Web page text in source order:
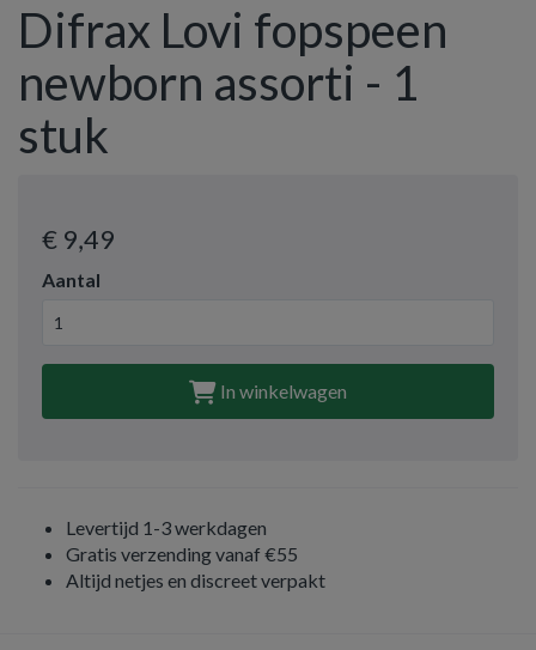
Difrax Lovi fopspeen
newborn assorti - 1
stuk
€ 9,49
Aantal
In winkelwagen
Levertijd 1-3 werkdagen
Gratis verzending vanaf €55
Altijd netjes en discreet verpakt